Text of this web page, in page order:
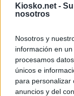
Kiosko.net -
nosotros
Nosotros y
información en
procesamos
únicos e
para personalizar
anuncios y del